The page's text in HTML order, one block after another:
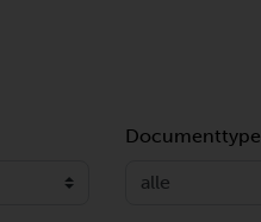
Documenttype